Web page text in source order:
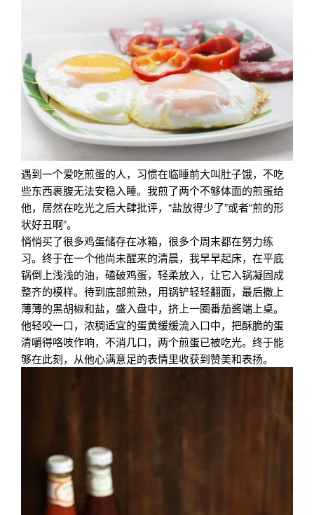
遇到一个爱吃煎蛋的人，习惯在临睡前大叫肚子饿，不吃
些东西裹腹无法安稳入睡。我煎了两个不够体面的煎蛋给
他，居然在吃光之后大肆批评，“盐放得少了”或者“煎的形
状好丑啊”。
悄悄买了很多鸡蛋储存在冰箱，很多个周末都在努力练
习。终于在一个他尚未醒来的清晨，我早早起床，在平底
锅倒上浅浅的油，磕破鸡蛋，轻柔放入，让它入锅凝固成
整齐的模样。待到底部煎熟，用锅铲轻轻翻面，最后撒上
薄薄的黑胡椒和盐，盛入盘中，挤上一圈番茄酱端上桌。
他轻咬一口，浓稠适宜的蛋黄缓缓流入口中，把酥脆的蛋
清嚼得咯吱作响，不消几口，两个煎蛋已被吃光。终于能
够在此刻，从他心满意足的表情里收获到赞美和表扬。